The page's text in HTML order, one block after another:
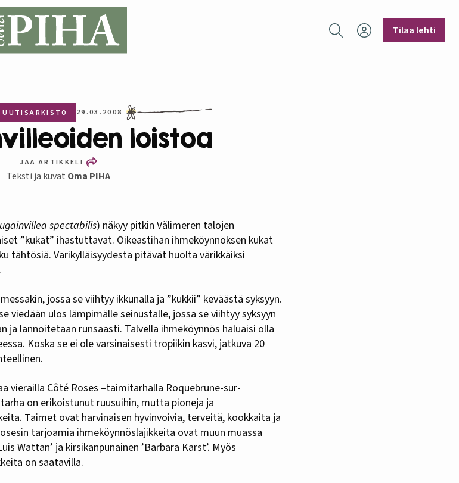
Hae sivustolta
Tilaa lehti
UUTISARKISTO 29.03.2008
loistoa
JAA ARTIKKELI
Teksti ja kuvat Oma PIHA
spectabilis) näkyy pitkin Välimeren talojen
”kukat” ihastuttavat. Oikeastihan ihmeköynnöksen kukat
tähtösiä. Värikylläisyydestä pitävät huolta värikkäiksi
jossa se viihtyy ikkunalla ja ”kukkii” keväästä syksyyn.
viedään ulos lämpimälle seinustalle, jossa se viihtyy syksyyn
ja lannoitetaan runsaasti. Talvella ihmeköynnös haluaisi olla
Koska se ei ole varsinaisesti tropiikin kasvi, jatkuva 20
vierailla Côté Roses –taimitarhalla Roquebrune-sur-
on erikoistunut ruusuihin, mutta pioneja ja
Taimet ovat harvinaisen hyvinvoivia, terveitä, kookkaita ja
tarjoamia ihmeköynnöslajikkeita ovat muun muassa
Wattan’ ja kirsikanpunainen ’Barbara Karst’. Myös
on saatavilla.